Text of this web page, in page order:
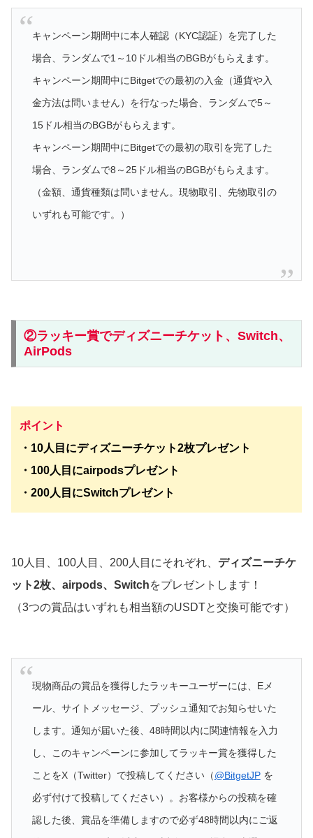
キャンペーン期間中に本人確認（KYC認証）を完了した
場合、ランダムで1～10ドル相当のBGBがもらえます。
キャンペーン期間中にBitgetでの最初の入金（通貨や入
金方法は問いません）を行なった場合、ランダムで5～
15ドル相当のBGBがもらえます。
キャンペーン期間中にBitgetでの最初の取引を完了した
場合、ランダムで8～25ドル相当のBGBがもらえます。
（金額、通貨種類は問いません。現物取引、先物取引の
いずれも可能です。）
②ラッキー賞でディズニーチケット、Switch、
AirPods
ポイント
・10人目にディズニーチケット2枚プレゼント
・100人目にairpodsプレゼント
・200人目にSwitchプレゼント
10人目、100人目、200人目にそれぞれ、 ディズニーチケ
ット2枚、airpods、Switchをプレゼントします！
（3つの賞品はいずれも相当額のUSDTと交換可能です）
現物商品の賞品を獲得したラッキーユーザーには、Eメ
ール、サイトメッセージ、プッシュ通知でお知らせいた
します。通知が届いた後、48時間以内に関連情報を入力
し、このキャンペーンに参加してラッキー賞を獲得した
ことをX（Twitter）で投稿してください（@BitgetJPを
必ず付けて投稿してください）。お客様からの投稿を確
認した後、賞品を準備しますので必ず48時間以内にご返